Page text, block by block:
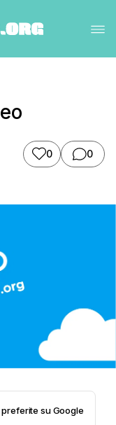
0 0
su Google